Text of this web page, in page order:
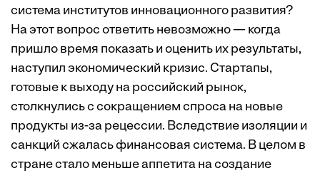
система институтов инновационного развития?
На этот вопрос ответить невозможно — когда
пришло время показать и оценить их результаты,
наступил экономический кризис. Стартапы,
готовые к выходу на российский рынок,
столкнулись с сокращением спроса на новые
продукты из-за рецессии. Вследствие изоляции и
санкций сжалась финансовая система. В целом в
стране стало меньше аппетита на создание